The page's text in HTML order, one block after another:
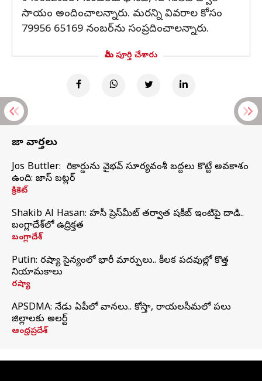
సాయం అందించాలన్నారు. మరన్ని వివరాల కోసం
79956 65169 నంబర్‌ను సంప్రదించాలన్నారు.
మీరు పూర్తి చేశారు
తాజా వార్తలు
Jos Buttler: నా రికార్డును వైభవ్ సూర్యవంశీ బద్దలు కొట్టే అవకాశం
ఉంది: జాస్ బట్లర్
క్రికెట్
Shakib Al Hasan: హసీనా ప్రెస్‌మీట్‌ తర్వాత షకీబ్‌ ఇంటిపై దాడి..
బంగ్లాదేశ్‌లో ఉద్రిక్తత
బంగ్లాదేశ్
Putin: రష్యా సైన్యంలో భారీ మార్పులు.. కీలక పదవుల్లో కొత్త
నియామకాలు
రష్యా
APSDMA: నేడు ఏపీలో వానలు.. కోస్తా, రాయలసీమలో పలు
జిల్లాలకు అలర్ట్
ఆంధ్రప్రదేశ్